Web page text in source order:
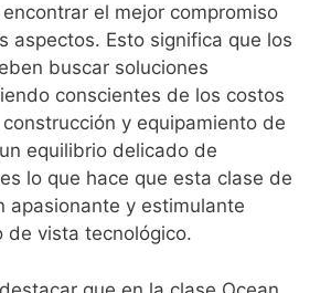
el mejor compromiso
aspectos. Esto significa que los
buscar soluciones
conscientes de los costos
y equipamiento de
equilibrio delicado de
lo que hace que esta clase de
apasionante y estimulante
de vista tecnológico.